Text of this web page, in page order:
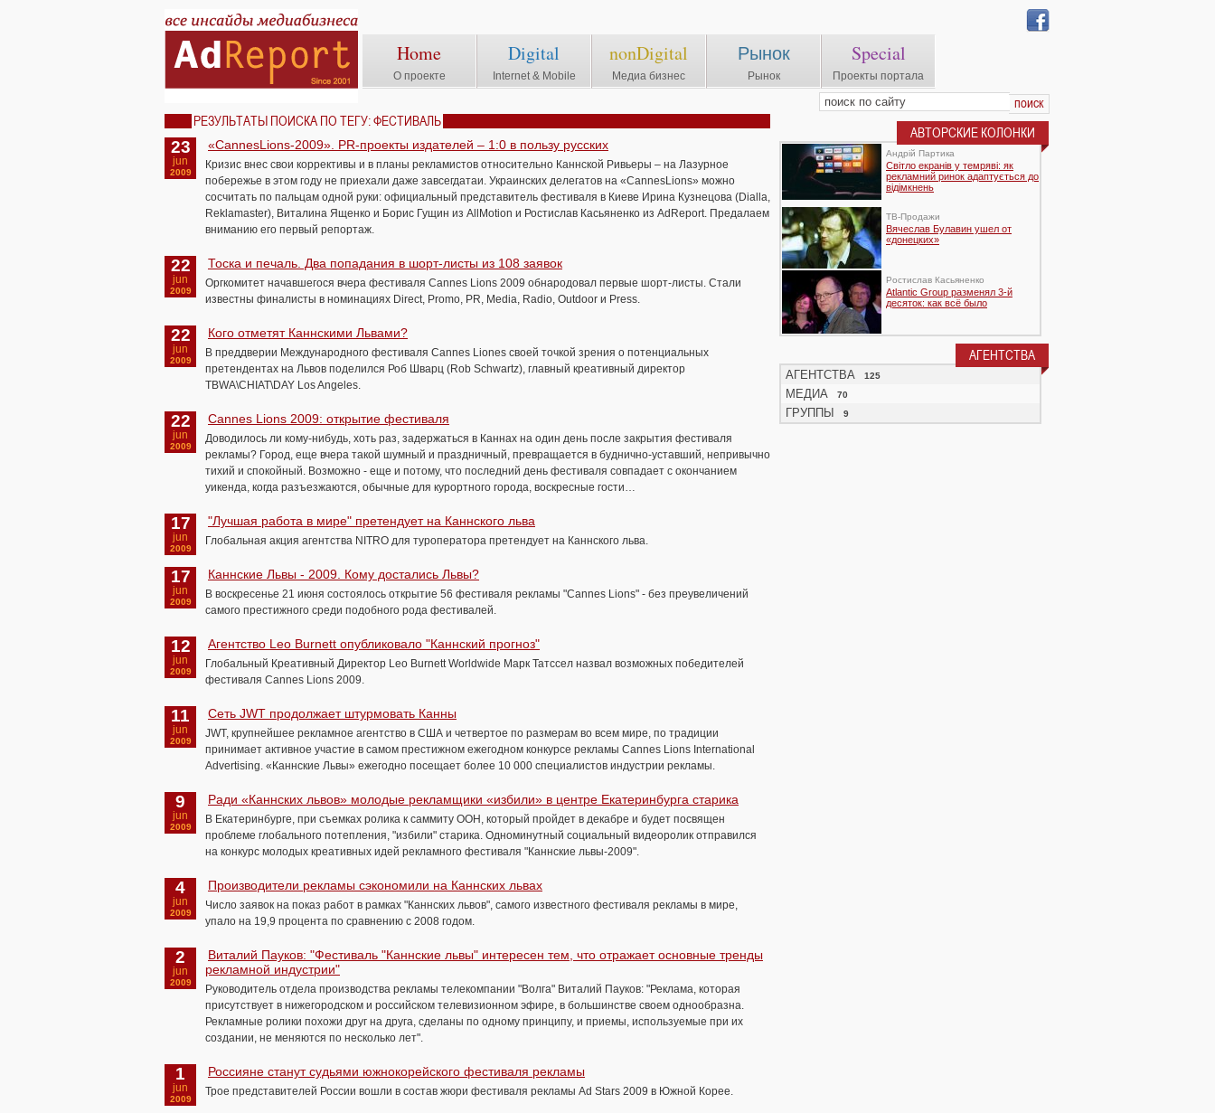
Home
О проекте
Digital
Internet & Mobile
nonDigital
Медиа бизнес
Рынок
Рынок
Special
Проекты портала
РЕЗУЛЬТАТЫ ПОИСКА ПО ТЕГУ: ФЕСТИВАЛЬ
23
jun
2009
«CannesLions-2009». PR-проекты издателей – 1:0 в пользу русских
Кризис внес свои коррективы и в планы рекламистов относительно Каннской Ривьеры – на Лазурное
побережье в этом году не приехали даже завсегдатаи. Украинских делегатов на «CannesLions» можно
сосчитать по пальцам одной руки: официальный представитель фестиваля в Киеве Ирина Кузнецова (Dialla,
Reklamaster), Виталина Ященко и Борис Гущин из AllMotion и Ростислав Касьяненко из AdReport. Предалаем
вниманию его первый репортаж.
22
jun
2009
Тоска и печаль. Два попадания в шорт-листы из 108 заявок
Оргкомитет начавшегося вчера фестиваля Cannes Lions 2009 обнародовал первые шорт-листы. Стали
известны финалисты в номинациях Direct, Promo, PR, Media, Radio, Outdoor и Press.
22
jun
2009
Кого отметят Каннскими Львами?
В преддверии Международного фестиваля Cannes Liones своей точкой зрения о потенциальных
претендентах на Львов поделился Роб Шварц (Rob Schwartz), главный креативный директор
TBWA\CHIAT\DAY Los Angeles.
22
jun
2009
Cannes Lions 2009: открытие фестиваля
Доводилось ли кому-нибудь, хоть раз, задержаться в Каннах на один день после закрытия фестиваля
рекламы? Город, еще вчера такой шумный и праздничный, превращается в буднично-уставший, непривычно
тихий и спокойный. Возможно - еще и потому, что последний день фестиваля совпадает с окончанием
уикенда, когда разъезжаются, обычные для курортного города, воскресные гости…
17
jun
2009
"Лучшая работа в мире" претендует на Каннского льва
Глобальная акция агентства NITRO для туроператора претендует на Каннского льва.
17
jun
2009
Каннские Львы - 2009. Кому достались Львы?
В воскресенье 21 июня состоялось открытие 56 фестиваля рекламы "Cannes Lions" - без преувеличений
самого престижного среди подобного рода фестивалей.
12
jun
2009
Агентство Leo Burnett опубликовало "Каннский прогноз"
Глобальный Креативный Директор Leo Burnett Worldwide Марк Татссел назвал возможных победителей
фестиваля Cannes Lions 2009.
11
jun
2009
Сеть JWT продолжает штурмовать Канны
JWT, крупнейшее рекламное агентство в США и четвертое по размерам во всем мире, по традиции
принимает активное участие в самом престижном ежегодном конкурсе рекламы Cannes Lions International
Advertising. «Каннские Львы» ежегодно посещает более 10 000 специалистов индустрии рекламы.
9
jun
2009
Ради «Каннских львов» молодые рекламщики «избили» в центре Екатеринбурга старика
В Екатеринбурге, при съемках ролика к саммиту ООН, который пройдет в декабре и будет посвящен
проблеме глобального потепления, "избили" старика. Одноминутный социальный видеоролик отправился
на конкурс молодых креативных идей рекламного фестиваля "Каннские львы-2009".
4
jun
2009
Производители рекламы сэкономили на Каннских львах
Число заявок на показ работ в рамках "Каннских львов", самого известного фестиваля рекламы в мире,
упало на 19,9 процента по сравнению с 2008 годом.
2
jun
2009
Виталий Пауков: "Фестиваль "Каннские львы" интересен тем, что отражает основные тренды
рекламной индустрии"
Руководитель отдела производства рекламы телекомпании "Волга" Виталий Пауков: "Реклама, которая
присутствует в нижегородском и российском телевизионном эфире, в большинстве своем однообразна.
Рекламные ролики похожи друг на друга, сделаны по одному принципу, и приемы, используемые при их
создании, не меняются по несколько лет".
1
jun
2009
Россияне станут судьями южнокорейского фестиваля рекламы
Трое представителей России вошли в состав жюри фестиваля рекламы Ad Stars 2009 в Южной Корее.
АВТОРСКИЕ КОЛОНКИ
Андрій Партика
Світло екранів у темряві: як
рекламний ринок адаптується до
відімкнень
TВ-Продажи
Вячеслав Булавин ушел от
«донецких»
Ростислав Касьяненко
Atlantic Group разменял 3-й
десяток: как всё было
АГЕНТСТВА
АГЕНТСТВА 125
МЕДИА 70
ГРУППЫ 9